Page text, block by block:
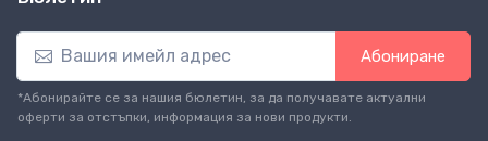
Абониране
*Абонирайте се за нашия бюлетин, за да получавате актуални
оферти за отстъпки, информация за нови продукти.